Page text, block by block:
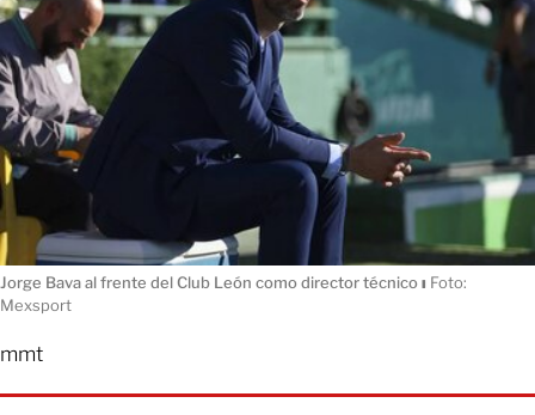
Jorge Bava al frente del Club León como director técnicoı Foto:
Mexsport
mmt